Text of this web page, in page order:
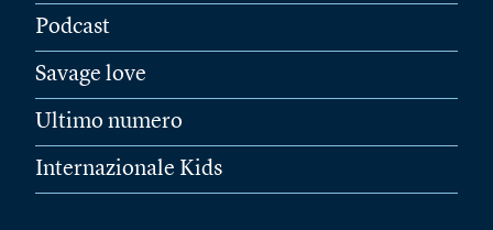
Podcast
Savage love
Ultimo numero
Internazionale Kids